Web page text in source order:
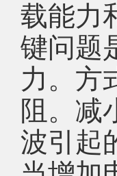
载能力
键问题
力。方
阻。减
波引起